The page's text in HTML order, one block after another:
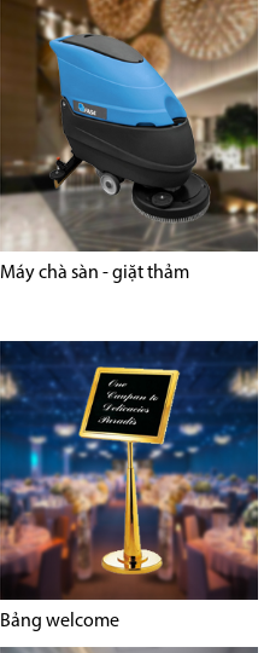
Máy chà sàn - giặt thảm
Bảng welcome